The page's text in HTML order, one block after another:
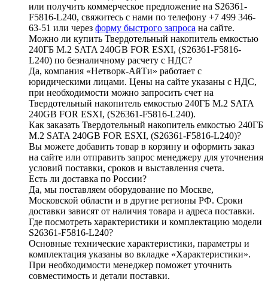
или получить коммерческое предложение на S26361-
F5816-L240, свяжитесь с нами по телефону +7 499 346-
63-51 или через форму быстрого запроса на сайте.
Можно ли купить Твердотельный накопитель емкостью
240ГБ M.2 SATA 240GB FOR ESXI, (S26361-F5816-
L240) по безналичному расчету с НДС?
Да, компания «Нетворк-АйТи» работает с
юридическими лицами. Цены на сайте указаны с НДС,
при необходимости можно запросить счет на
Твердотельный накопитель емкостью 240ГБ M.2 SATA
240GB FOR ESXI, (S26361-F5816-L240).
Как заказать Твердотельный накопитель емкостью 240ГБ
M.2 SATA 240GB FOR ESXI, (S26361-F5816-L240)?
Вы можете добавить товар в корзину и оформить заказ
на сайте или отправить запрос менеджеру для уточнения
условий поставки, сроков и выставления счета.
Есть ли доставка по России?
Да, мы поставляем оборудование по Москве,
Московской области и в другие регионы РФ. Сроки
доставки зависят от наличия товара и адреса поставки.
Где посмотреть характеристики и комплектацию модели
S26361-F5816-L240?
Основные технические характеристики, параметры и
комплектация указаны во вкладке «Характеристики».
При необходимости менеджер поможет уточнить
совместимость и детали поставки.